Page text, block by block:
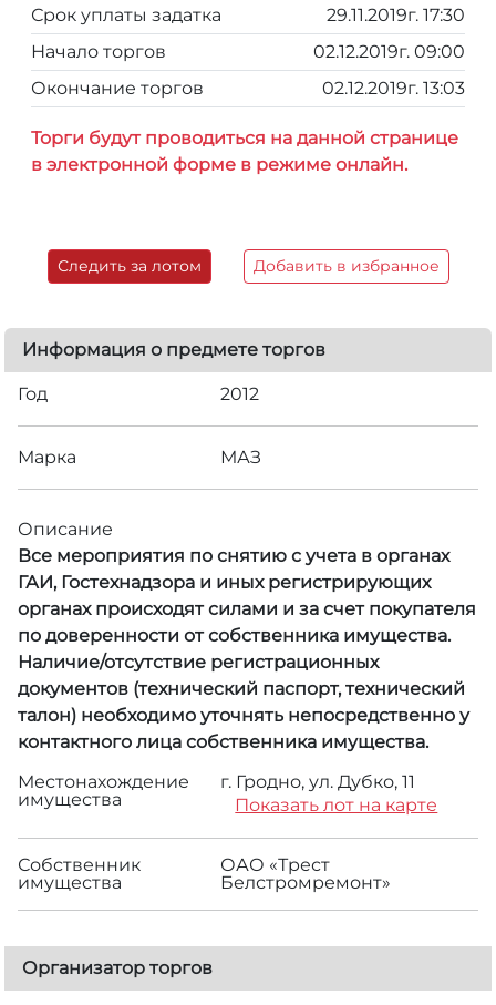
Срок уплаты задатка
29.11.2019г. 17:30
Начало торгов
02.12.2019г. 09:00
Окончание торгов
02.12.2019г. 13:03
Торги будут проводиться на данной странице
в электронной форме в режиме онлайн.
Следить за лотом Добавить в избранное
Информация о предмете торгов
Год 2012
Марка МАЗ
Описание
Все мероприятия по снятию с учета в органах
ГАИ, Гостехнадзора и иных регистрирующих
органах происходят силами и за счет покупателя
по доверенности от собственника имущества.
Наличие/отсутствие регистрационных
документов (технический паспорт, технический
талон) необходимо уточнять непосредственно у
контактного лица собственника имущества.
Местонахождение
имущества
г. Гродно, ул. Дубко, 11
Показать лот на карте
Собственник
имущества
ОАО «Трест
Белстромремонт»
Организатор торгов